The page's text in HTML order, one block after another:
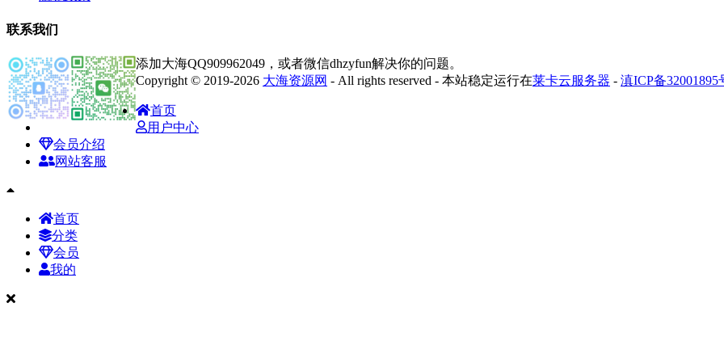
联系我们
添加大海QQ909962049，或者微信dhzyfun解决你的问题。
Copyright © 2019-2026 大海资源网 - All rights reserved - 本站稳定运行在莱卡云服务器 - 滇ICP备32001895
首页
用户中心
会员介绍
网站客服
首页
分类
会员
我的